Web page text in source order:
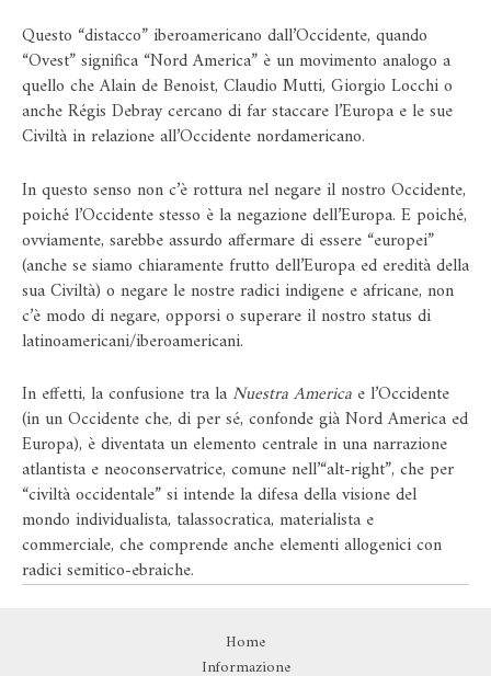
Questo “distacco” iberoamericano dall’Occidente, quando
“Ovest” significa “Nord America” ​​è un movimento analogo a
quello che Alain de Benoist, Claudio Mutti, Giorgio Locchi o
anche Régis Debray cercano di far staccare l’Europa e le sue
Civiltà in relazione all’Occidente nordamericano.
In questo senso non c’è rottura nel negare il nostro Occidente,
poiché l’Occidente stesso è la negazione dell’Europa. E poiché,
ovviamente, sarebbe assurdo affermare di essere “europei”
(anche se siamo chiaramente frutto dell’Europa ed eredità della
sua Civiltà) o negare le nostre radici indigene e africane, non
c’è modo di negare, opporsi o superare il nostro status di
latinoamericani/iberoamericani.
In effetti, la confusione tra laNuestra America e l’Occidente
(in un Occidente che, di per sé, confonde già Nord America ed
Europa), è diventata un elemento centrale in una narrazione
atlantista e neoconservatrice, comune nell’“alt-right”, che per
“civiltà occidentale” si intende la difesa della visione del
mondo individualista, talassocratica, materialista e
commerciale, che comprende anche elementi allogenici con
radici semitico-ebraiche.
Home
Informazione